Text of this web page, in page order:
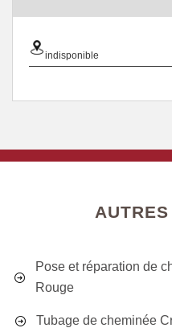
indisponible
Pose et réparation de
Rouge
Tubage de cheminée